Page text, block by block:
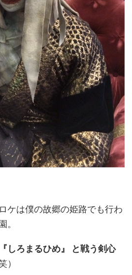
ケは僕の故郷の姫路でも行わ
。
しろまるひめ』 と戦う剣心
）